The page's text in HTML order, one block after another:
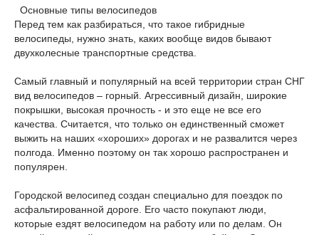
Основные типы велосипедов
Перед тем как разбираться, что такое гибридные
велосипеды, нужно знать, каких вообще видов бывают
двухколесные транспортные средства.
Самый главный и популярный на всей территории стран СНГ
вид велосипедов – горный. Агрессивный дизайн, широкие
покрышки, высокая прочность - и это еще не все его
качества. Считается, что только он единственный сможет
выжить на наших «хороших» дорогах и не развалится через
полгода. Именно поэтому он так хорошо распространен и
популярен.
Городской велосипед создан специально для поездок по
асфальтированной дороге. Его часто покупают люди,
которые ездят велосипедом на работу или по делам. Он